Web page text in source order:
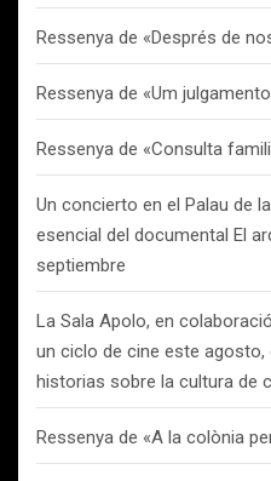
Ressenya de «Després de
Ressenya de «Um
Ressenya de «Consulta
Un concierto en el Palau de
esencial del documental El
septiembre
La Sala Apolo, en
un ciclo de cine este agosto,
historias sobre la cultura de
Ressenya de «A la colònia